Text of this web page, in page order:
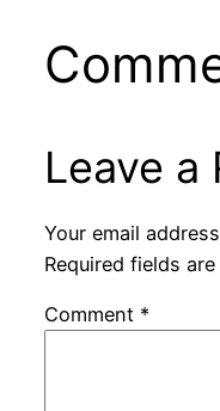
Leave a
Your email
Required fields
Comment *